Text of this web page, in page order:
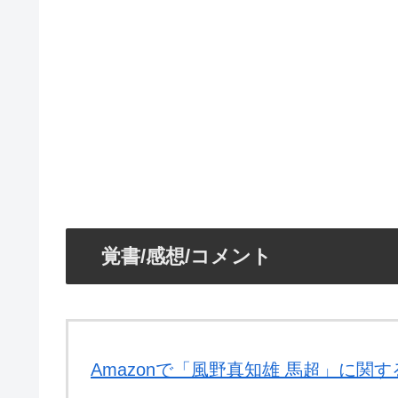
覚書/感想/コメント
Amazonで「風野真知雄 馬超」に関す